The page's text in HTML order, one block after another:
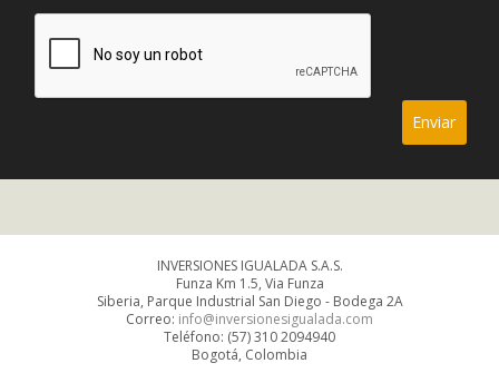
INVERSIONES IGUALADA S.A.S.
Funza Km 1.5, Via Funza
Siberia, Parque Industrial San Diego - Bodega 2A
Correo: info@inversionesigualada.com
Teléfono: (57) 310 2094940
Bogotá, Colombia